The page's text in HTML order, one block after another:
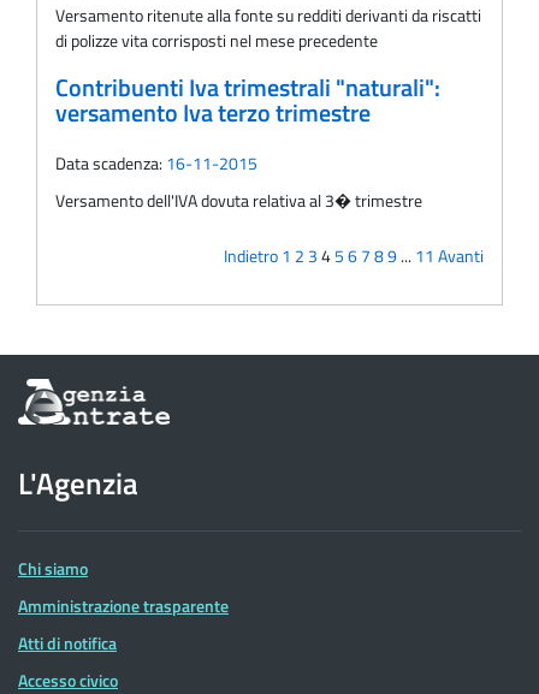
Versamento ritenute alla fonte su redditi derivanti da riscatti
di polizze vita corrisposti nel mese precedente
Contribuenti Iva trimestrali "naturali":
versamento Iva terzo trimestre
Data scadenza: 16-11-2015
Versamento dell'IVA dovuta relativa al 3� trimestre
Indietro1 2 3456789... 11 Avanti
Informazioni
sul
dell'Agenzia
delle
Entrate
L'Agenzia
Chi siamo
Amministrazione trasparente
Atti di notifica
Accesso civico